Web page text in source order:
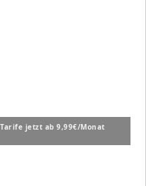
jetzt ab 9,99€/Monat